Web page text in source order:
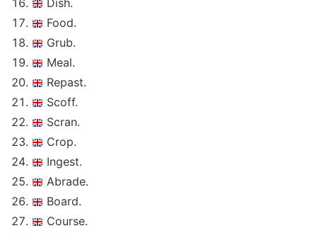
Dish.
Food.
Grub.
Meal.
Repast.
Scoff.
Scran.
Crop.
Ingest.
Abrade.
Board.
Course.